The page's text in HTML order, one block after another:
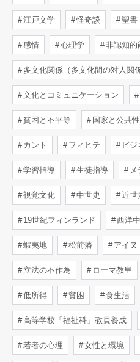
江戸文学 怪奇談 聖書
感情 心理学 非認知的
多文化関係（多文化間の対人関係
文化とコミュニケーション
貧困と不平等 国家と公共性
カント フィヒテ ビジ
学習指導 生徒指導 メ
視覚文化 中世史 近世
19世紀フィンランド 西洋
蝦夷地 松前藩 アイヌ
立法の不作為 ローマ教皇
低所得 貧困 食生活
高等学校「福祉科」教員養成
若者の心理 女性と環境